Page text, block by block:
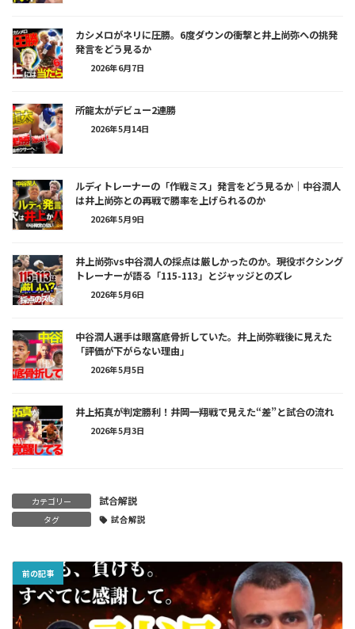
カシメロがネリに圧勝。6度ダウンの衝撃と井上尚弥への挑発
発言をどう見るか
2026年6月7日
所龍太がデビュー2連勝
2026年5月14日
ルディトレーナーの「作戦ミス」発言をどう見るか｜中谷潤人
は井上尚弥との再戦で勝率を上げられるのか
2026年5月9日
井上尚弥vs中谷潤人の採点は厳しかったのか。現役ボクシング
トレーナーが語る「115-113」とジャッジとのズレ
2026年5月6日
中谷潤人選手は眼窩底骨折していた。井上尚弥戦後に見えた
「評価が下がらない理由」
2026年5月5日
井上拓真が判定勝利！井岡一翔戦で見えた“差”と試合の流れ
2026年5月3日
カテゴリー 試合解説
タグ 試合解説
前の記事